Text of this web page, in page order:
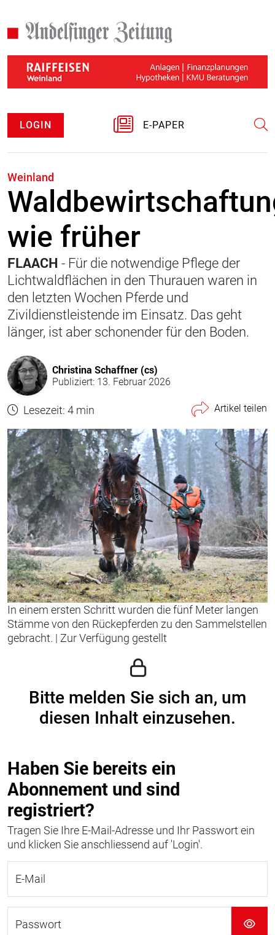
LOGIN E-PAPER
Weinland
wie früher
FLAACH - Für die notwendige Pflege der
Lichtwaldflächen in den Thur­auen waren in
den letzten Wochen Pferde und
Zivildienstleistende im Einsatz. Das geht
länger, ist aber schonender für den Boden.
Christina Schaffner (cs)
Publiziert: 13. Februar 2026
Lesezeit: 4 min Artikel teilen
In einem ersten Schritt wurden die fünf Meter langen
Stämme von den Rückepferden zu den Sammelstellen
gebracht. | Zur Verfügung gestellt
Bitte melden Sie sich an, um
diesen Inhalt einzusehen.
Haben Sie bereits ein
Abonnement und sind
registriert?
Tragen Sie Ihre E-Mail-Adresse und Ihr Passwort ein
und klicken Sie anschliessend auf 'Login'.
E-Mail
Passwort